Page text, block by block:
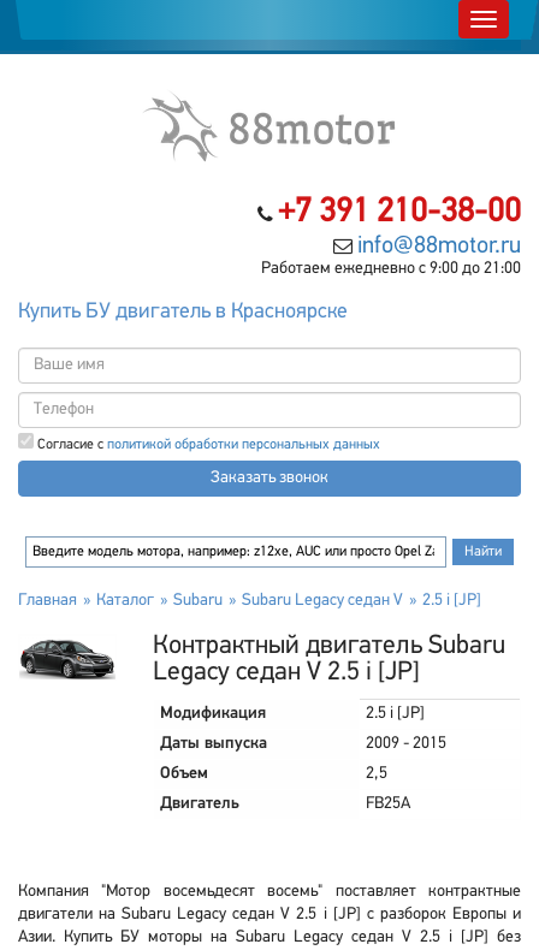
+7 391 210-38-00
info@88motor.ru
Работаем ежедневно с 9:00 до 21:00
Купить БУ двигатель в Красноярске
Согласие с политикой обработки персональных данных
Заказать звонок
Главная Каталог Subaru Subaru Legacy седан V 2.5 i [JP]
Контрактный двигатель Subaru
Legacy седан V 2.5 i [JP]
Модификация
2.5 i [JP]
Даты выпуска
2009 - 2015
Объем
2,5
Двигатель
FB25A
Компания "Мотор восемьдесят восемь" поставляет контрактные
двигатели на Subaru Legacy седан V 2.5 i [JP] с разборок Европы и
Азии. Купить БУ моторы на Subaru Legacy седан V 2.5 i [JP] без